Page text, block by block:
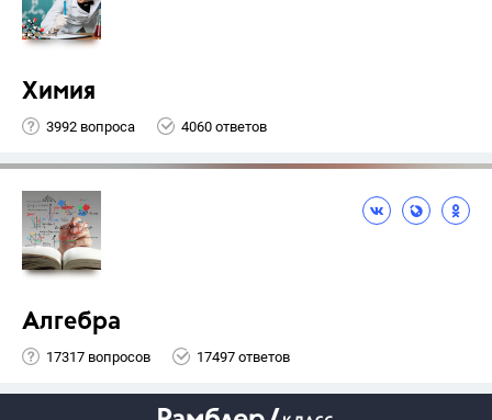
Химия
3992 вопроса 4060 ответов
Алгебра
17317 вопросов 17497 ответов